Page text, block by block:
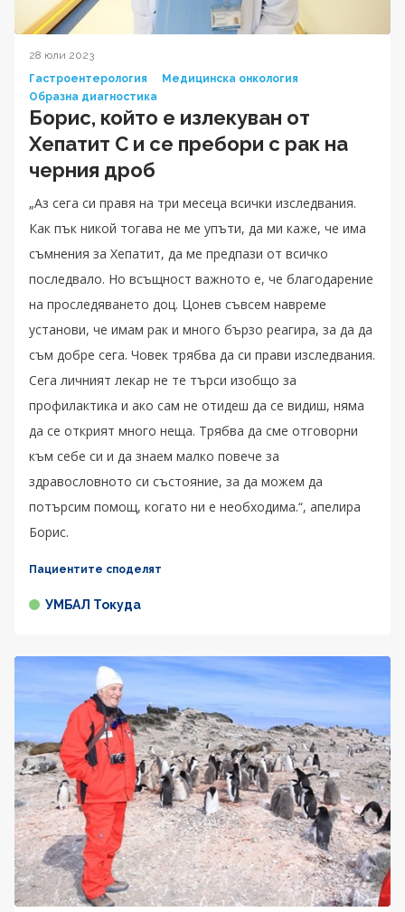
28 юли 2023
Гастроентерология
Медицинска онкология
Образна диагностика
Борис, който е излекуван от
Хепатит C и се пребори с рак на
черния дроб
„Аз сега си правя на три месеца всички изследвания.
Как пък никой тогава не ме упъти, да ми каже, че има
съмнения за Хепатит, да ме предпази от всичко
последвало. Но всъщност важното е, че благодарение
на проследяването доц. Цонев съвсем навреме
установи, че имам рак и много бързо реагира, за да да
съм добре сега. Човек трябва да си прави изследвания.
Сега личният лекар не те търси изобщо за
профилактика и ако сам не отидеш да се видиш, няма
да се открият много неща. Трябва да сме отговорни
към себе си и да знаем малко повече за
здравословното си състояние, за да можем да
потърсим помощ, когато ни е необходима.“, апелира
Борис.
Пациентите споделят
УМБАЛ Токуда